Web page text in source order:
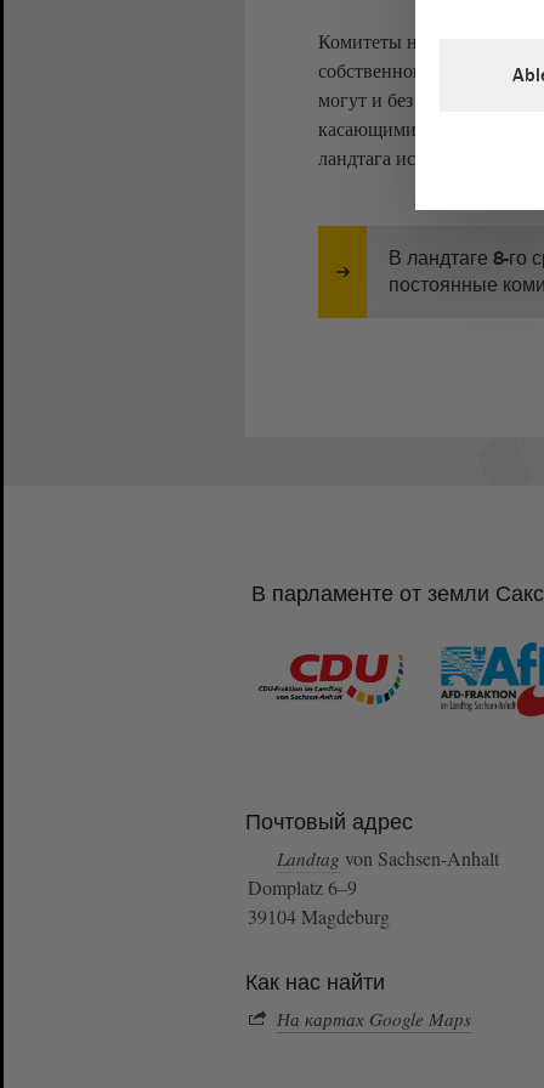
Комитеты не только
собственного права
могут и без особенного
касающимися их сферы
ландтага исходя из этих
В ландтаге 8-го
постоянные
В парламенте от земли
Почтовый адрес
Landtag von Sachsen-Anhalt
Domplatz 6–9
39104 Magdeburg
Как нас найти
На картах Google Maps